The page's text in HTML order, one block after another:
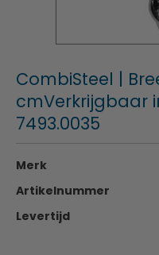
CombiSteel |
cmVerkrijgbaar
7493.0035
Merk
Artikelnummer
Levertijd